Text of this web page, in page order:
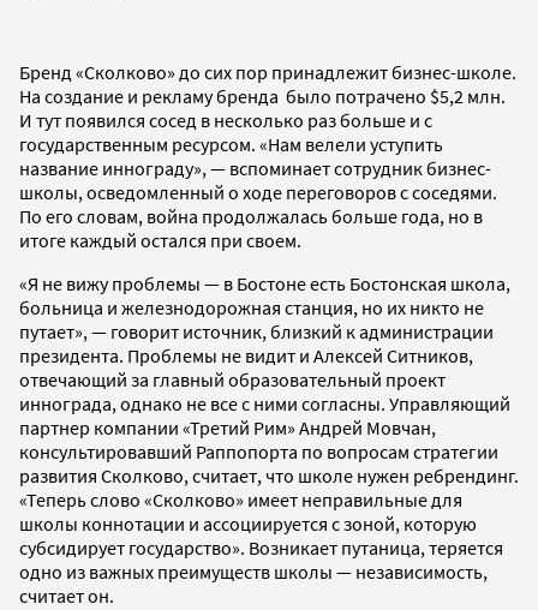
Бренд «Сколково» до сих пор принадлежит бизнес-школе.
На создание и рекламу бренда было потрачено $5,2 млн.
И тут появился сосед в несколько раз больше и с
государственным ресурсом. «Нам велели уступить
название иннограду», — вспоминает сотрудник бизнес-
школы, осведомленный о ходе переговоров с соседями.
По его словам, война продолжалась больше года, но в
итоге каждый остался при своем.
«Я не вижу проблемы — в Бостоне есть Бостонская школа,
больница и железнодорожная станция, но их никто не
путает», — говорит источник, близкий к администрации
президента. Проблемы не видит и Алексей Ситников,
отвечающий за главный образовательный проект
иннограда, однако не все с ними согласны. Управляющий
партнер компании «Третий Рим» Андрей Мовчан,
консультировавший Раппопорта по вопросам стратегии
развития Сколково, считает, что школе нужен ребрендинг.
«Теперь слово «Сколково» имеет неправильные для
школы коннотации и ассоциируется с зоной, которую
субсидирует государство». Возникает путаница, теряется
одно из важных преимуществ школы — независимость,
считает он.